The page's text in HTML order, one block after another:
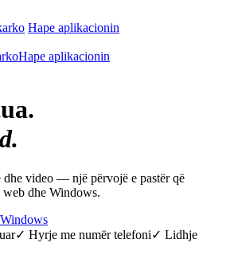
Hape aplikacionin
Hape aplikacionin
dhe video — një përvojë e pastër që
dhe Windows.
✓ Hyrje me numër telefoni✓ Lidhje